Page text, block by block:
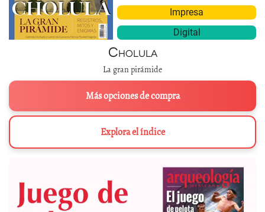
Impresa
Digital
Cholula
La gran pirámide
Más opciones de compra
Explora el índice